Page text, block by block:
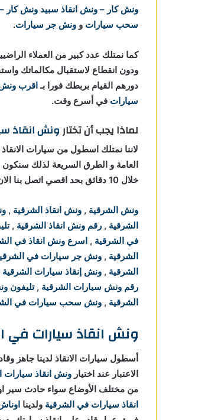
ونش كار – ونش انقاذ سبيد ونش كار –
سحب سيارات و ونش جر سيارات.
كما نمتلك عدد كبير من العملاء
ودون انقطاع لاستقبال مكالماتك
دورهم القيام بربطك فورا بـاقرب ونش
سيارات في أسرع وقت.
لماذا يجب أن تختارونش انقاذ
لاننا نمتلك اسطول من سيارات الانقاذ
العامة و الطرق السريعة لذلك
خلال 10 دقائق بحد اقصي اتصل بنا الان
ونش الشرقية , ونش انقاذ الشرقية ,
الشرقية , رقم ونش انقاذ الشرقية ,
في الشرقية , اسرع ونش انقاذ في
الشرقية , ونش جر سيارات في
الشرقية , ونش إنقاذ سيارات الشرقية
رقم ونش سيارات الشرقية ,تليفون
الشرقية , ونش سحب سيارات في
ونش انقاذ سيارات في
أسطول سيارات الانقاذ لدينا جاهز
الاعتبار عند اختيار ونش انقاذ سيارات
من مختلف الأوضاع سواء حادث سير
انقاذ سيارات في الشرقية ولدينا